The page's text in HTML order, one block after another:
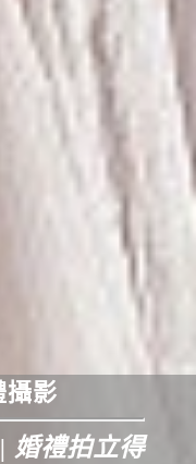
攝影
婚禮拍立得